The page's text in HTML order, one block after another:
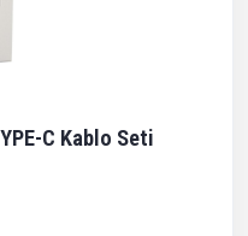
C Kablo Seti